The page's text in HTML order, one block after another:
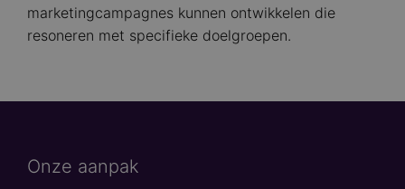
marketingcampagnes kunnen ontwikkelen die
resoneren met specifieke doelgroepen.​
Onze aanpak